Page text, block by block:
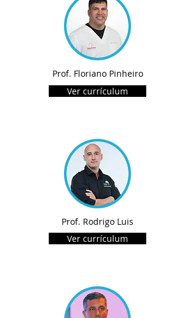
Prof. Floriano Pinheiro
Ver currículum
Prof. Rodrigo Luis
Ver currículum